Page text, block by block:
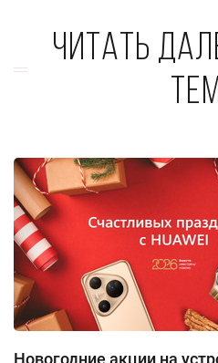
Читать
Новогодние акции на